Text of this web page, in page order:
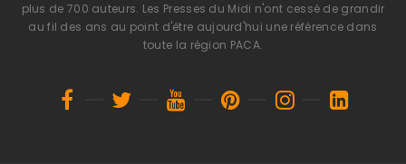
plus de 700 auteurs. Les Presses du Midi n'ont cessé de grandir
au fil des ans au point d'être aujourd'hui une référence dans
toute la région PACA.